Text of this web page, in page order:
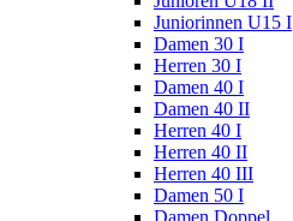
Juniorinnen U15 I
Damen 30 I
Herren 30 I
Damen 40 I
Damen 40 II
Herren 40 I
Herren 40 II
Herren 40 III
Damen 50 I
Damen Doppel